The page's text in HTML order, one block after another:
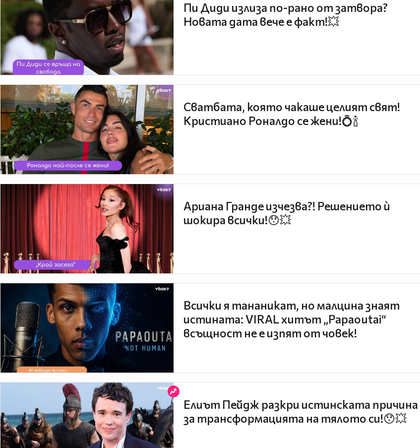
Пи Диди излиза по-рано от затвора?
Новата дата вече е факт!💥
Сватбата, която чакаше целият свят!
Кристиано Роналдо се жени!💍🍾
Ариана Гранде изчезва?! Решението ѝ
шокира всички!😯💥
Всички я тананикат, но малцина знаят
истината: VIRAL хитът „Papaoutai“
всъщност не е изпят от човек!
Елиът Пейдж разкри истинската причина
за трансформацията на тялото си!😯💥